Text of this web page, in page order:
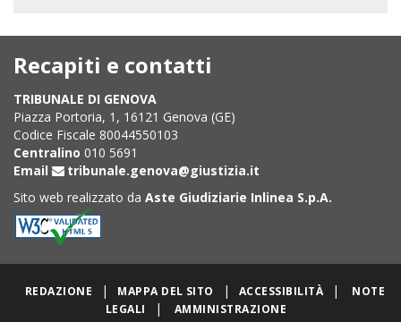
Recapiti e contatti
TRIBUNALE DI GENOVA
Piazza Portoria, 1, 16121 Genova (GE)
Codice Fiscale 80044550103
Centralino 010 5691
Email
tribunale.genova@giustizia.it
Sito web realizzato da Aste Giudiziarie Inlinea S.p.A.
REDAZIONE | MAPPA DEL SITO | ACCESSIBILITÀ |
NOTE
LEGALI
| AMMINISTRAZIONE